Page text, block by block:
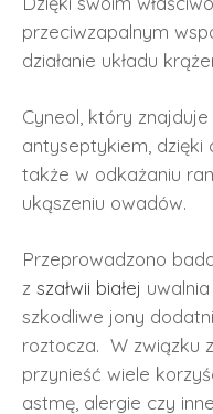
przeciwzapalnym
działanie układu
Cyneol, który znajduje
antyseptykiem,
także w odkażaniu
ukąszeniu owadów.
Przeprowadzono
z szałwii białej
szkodliwe jony
roztocza. W związku
przynieść wiele
astmę, alergie czy